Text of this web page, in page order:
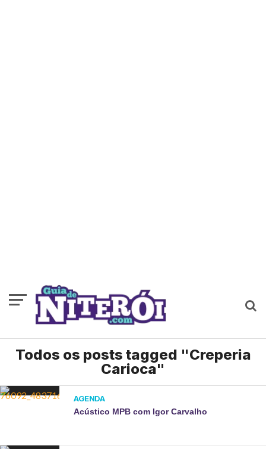
Todos os posts tagged "Creperia
Carioca"
AGENDA
Acústico MPB com Igor Carvalho